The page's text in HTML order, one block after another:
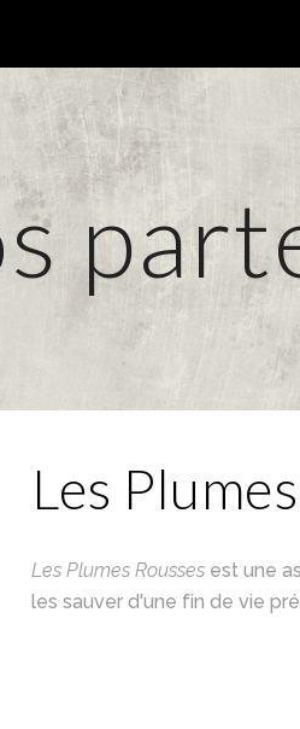
Les
Les Plumes Rousses est une
les sauver d'une fin de vie